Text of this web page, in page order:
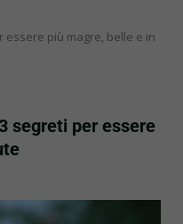
essere più magre, belle e in
segreti per essere